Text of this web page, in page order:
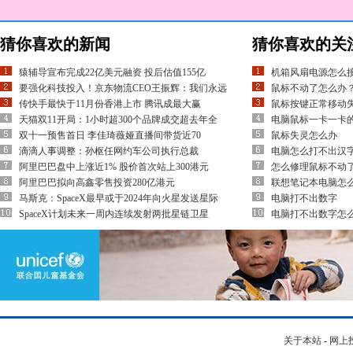
猜你喜欢的新闻
猿辅导宣布完成22亿美元融资 投后估值155亿
要强化科技投入！京东物流CEO王振辉：我们永远
传快手最快于11月份香港上市 腾讯成最大赢
天猫双11开局：1小时超300个品牌成交超去年全
双十一预售首日 李佳琦薇娅直播间带货近70
滴滴人事调整：孙枢任网约车公司执行总裁
阿里巴巴盘中上涨近1% 股价首次站上300港元
阿里巴巴拟向高鑫零售投资280亿港元
马斯克：SpaceX最早或于2024年向火星发送星际
SpaceX计划未来一周内连续发射两批星链卫星
猜你喜欢的关
机箱风扇电源怎么
鼠标不动了怎么办
鼠标按键正常移动
电脑鼠标一卡一卡
鼠标失灵怎么办
电脑怎么打不出汉
怎么修理鼠标不动
联想笔记本电脑怎
电脑打不出数字
电脑打不出数字怎
关于本站 - 网上